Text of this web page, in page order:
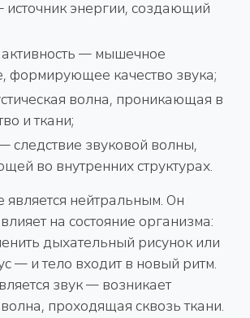
энергии, создающий
— мышечное
формирующее качество звука;
волна, проникающая в
и ткани;
следствие звуковой волны,
во внутренних структурах.
является нейтральным. Он
на состояние организма:
дыхательный рисунок или
— и тело входит в новый ритм.
звук — возникает
проходящая сквозь ткани.